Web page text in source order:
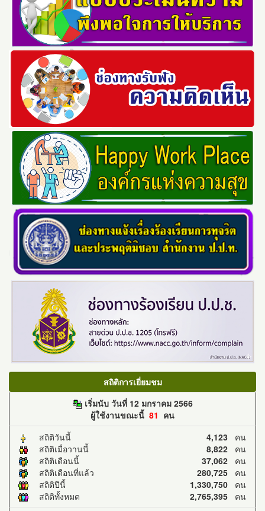
สถิติการเยี่ยมชม
เริ่มนับ วันที่ 12 มกราคม 2566
ผู้ใช้งานขณะนี้ 81 คน
สถิติวันนี้
4,123 คน
สถิติเมื่อวานนี้
8,822 คน
สถิติเดือนนี้
37,062 คน
สถิติเดือนที่แล้ว
280,725 คน
สถิติปีนี้
1,330,750 คน
สถิติทั้งหมด
2,765,395 คน